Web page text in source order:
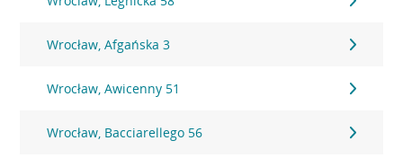
Wrocław, Afgańska 3
Wrocław, Awicenny 51
Wrocław, Bacciarellego 56